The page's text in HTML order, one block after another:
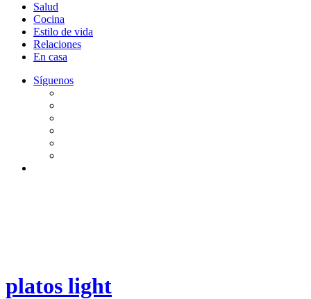
Salud
Cocina
Estilo de vida
Relaciones
En casa
Síguenos
platos light